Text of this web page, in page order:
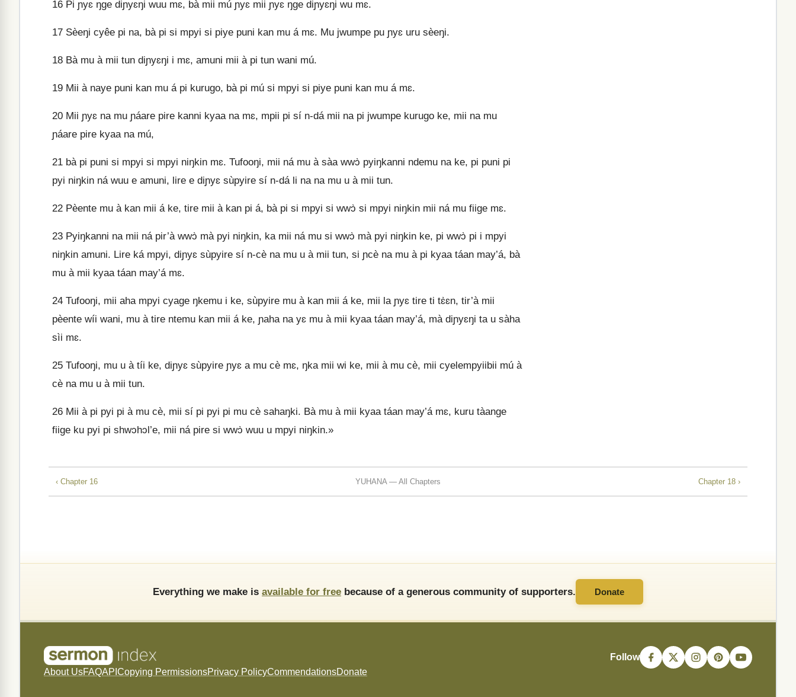
16 Pi ɲyɛ ŋge diɲyɛŋi wuu mɛ, bà mii mú ɲyɛ mii ɲyɛ ŋge diɲyɛŋi wu mɛ.
17 Sèeŋi cyêe pi na, bà pi si mpyi si piye puni kan mu á mɛ. Mu jwumpe pu ɲyɛ uru sèeŋi.
18 Bà mu à mii tun diɲyɛŋi i mɛ, amuni mii à pi tun wani mú.
19 Mii à naye puni kan mu á pi kurugo, bà pi mú si mpyi si piye puni kan mu á mɛ.
20 Mii ɲyɛ na mu ɲáare pire kanni kyaa na mɛ, mpii pi sí n‑dá mii na pi jwumpe kurugo ke, mii na mu
ɲáare pire kyaa na mú,
21 bà pi puni si mpyi si mpyi niŋkin mɛ. Tufooŋi, mii ná mu à sàa wwɔ̀ pyiŋkanni ndemu na ke, pi puni pi
pyi niŋkin ná wuu e amuni, lire e diɲyɛ sùpyire sí n‑dá li na na mu u à mii tun.
22 Pèente mu à kan mii á ke, tire mii à kan pi á, bà pi si mpyi si wwɔ̀ si mpyi niŋkin mii ná mu fiige mɛ.
23 Pyiŋkanni na mii ná pir’à wwɔ̀ mà pyi niŋkin, ka mii ná mu si wwɔ̀ mà pyi niŋkin ke, pi wwɔ̀ pi i mpyi
niŋkin amuni. Lire ká mpyi, diɲyɛ sùpyire sí n‑cè na mu u à mii tun, si ɲcè na mu à pi kyaa táan may’á, bà
mu à mii kyaa táan may’á mɛ.
24 Tufooŋi, mii aha mpyi cyage ŋkemu i ke, sùpyire mu à kan mii á ke, mii la ɲyɛ tire ti tɛ̀ɛn, tir’à mii
pèente wíi wani, mu à tire ntemu kan mii á ke, ɲaha na yɛ mu à mii kyaa táan may’á, mà diɲyɛŋi ta u sàha
sìi mɛ.
25 Tufooŋi, mu u à tíi ke, diɲyɛ sùpyire ɲyɛ a mu cè mɛ, ŋka mii wi ke, mii à mu cè, mii cyelempyiibii mú à
cè na mu u à mii tun.
26 Mii à pi pyi pi à mu cè, mii sí pi pyi pi mu cè sahaŋki. Bà mu à mii kyaa táan may’á mɛ, kuru tàange
fiige ku pyi pi shwɔhɔl’e, mii ná pire si wwɔ̀ wuu u mpyi niŋkin.»
‹ Chapter 16 YUHANA — All Chapters Chapter 18 ›
Everything we make is available for free because of a generous community of supporters. Donate
About UsFAQAPI Copying PermissionsPrivacy PolicyCommendationsDonate
Follow